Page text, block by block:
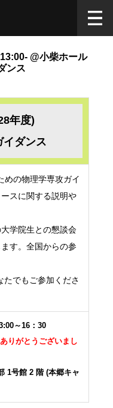
@小柴ホール
ンス
年度)
イダンス
めの物理学専攻ガイ
スに関する説明や
学院生との懇談会
す。全国からの参
でもご参加くださ
～16：30
りがとうございまし
1号館 2 階 (本郷キャ